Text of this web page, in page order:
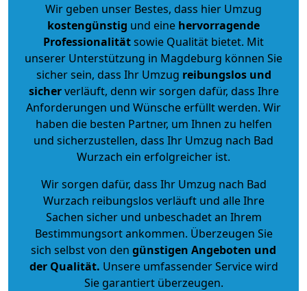
Wir geben unser Bestes, dass hier Umzug
kostengünstig und eine hervorragende
Professionalitätsowie Qualität bietet. Mit
unserer Unterstützung in Magdeburg können Sie
sicher sein, dass Ihr Umzug reibungslos und
sicherverläuft, denn wir sorgen dafür, dass Ihre
Anforderungen und Wünsche erfüllt werden. Wir
haben die besten Partner, um Ihnen zu helfen
und sicherzustellen, dass Ihr Umzug nach Bad
Wurzach ein erfolgreicher ist.
Wir sorgen dafür, dass Ihr Umzug nach Bad
Wurzach reibungslos verläuft und alle Ihre
Sachen sicher und unbeschadet an Ihrem
Bestimmungsort ankommen. Überzeugen Sie
sich selbst von den günstigen Angeboten und
der Qualität. Unsere umfassender Service wird
Sie garantiert überzeugen.